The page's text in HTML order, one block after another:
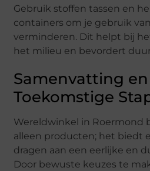
Gebruik stoffen tassen en
containers om je gebruik
verminderen. Dit helpt bij
het milieu en bevordert
Samenvatting en
Toekomstige
Wereldwinkel in Roermond
alleen producten; het biedt
dragen aan een eerlijke en
Door bewuste keuzes te